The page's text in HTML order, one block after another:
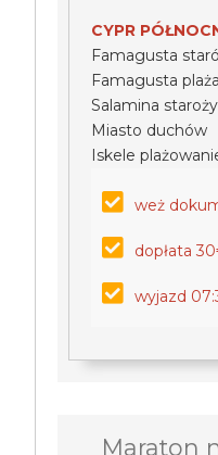
CYPR
Famagusta
Famagusta
Salamina
Miasto duchów
Iskele
weż
dopłata
wyjazd
Maraton